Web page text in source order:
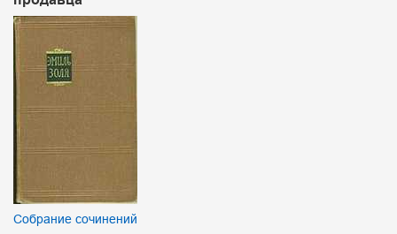
Собрание сочинений